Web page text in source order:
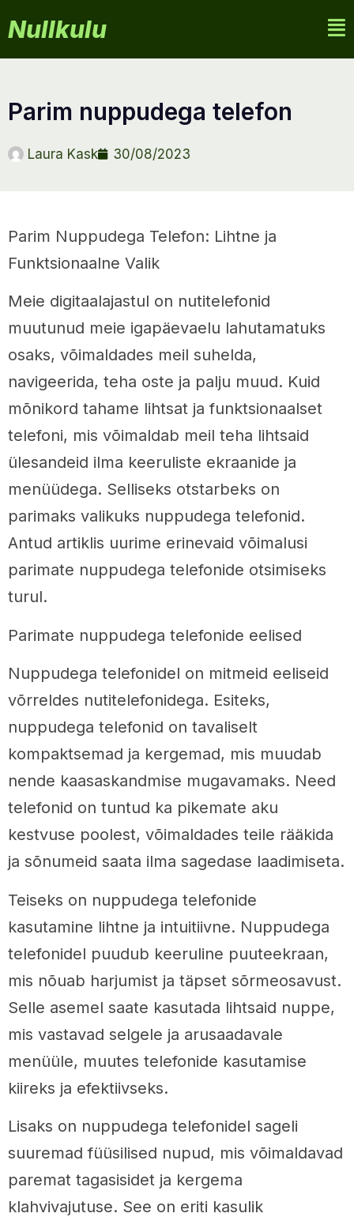
Nullkulu
parim nuppudega telefon
Laura Kask 30/08/2023
Parim Nuppudega Telefon: Lihtne ja
Funktsionaalne Valik
Meie digitaalajastul on nutitelefonid
muutunud meie igapäevaelu lahutamatuks
osaks, võimaldades meil suhelda,
navigeerida, teha oste ja palju muud. Kuid
mõnikord tahame lihtsat ja funktsionaalset
telefoni, mis võimaldab meil teha lihtsaid
ülesandeid ilma keeruliste ekraanide ja
menüüdega. Selliseks otstarbeks on
parimaks valikuks nuppudega telefonid.
Antud artiklis uurime erinevaid võimalusi
parimate nuppudega telefonide otsimiseks
turul.
Parimate nuppudega telefonide eelised
Nuppudega telefonidel on mitmeid eeliseid
võrreldes nutitelefonidega. Esiteks,
nuppudega telefonid on tavaliselt
kompaktsemad ja kergemad, mis muudab
nende kaasaskandmise mugavamaks. Need
telefonid on tuntud ka pikemate aku
kestvuse poolest, võimaldades teile rääkida
ja sõnumeid saata ilma sagedase laadimiseta.
Teiseks on nuppudega telefonide
kasutamine lihtne ja intuitiivne. Nuppudega
telefonidel puudub keeruline puuteekraan,
mis nõuab harjumist ja täpset sõrmeosavust.
Selle asemel saate kasutada lihtsaid nuppe,
mis vastavad selgele ja arusaadavale
menüüle, muutes telefonide kasutamise
kiireks ja efektiivseks.
Lisaks on nuppudega telefonidel sageli
suuremad füüsilised nupud, mis võimaldavad
paremat tagasisidet ja kergema
klahvivajutuse. See on eriti kasulik